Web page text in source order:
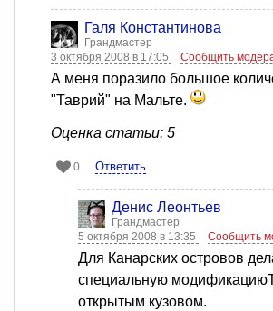
Галя Константинова
Грандмастер
3 октября 2008 в 17:05
Сообщить
А меня поразило большое
"Таврий" на Мальте.
Оценка статьи: 5
0 Ответить
Денис Леонтьев
Грандмастер
5 октября 2008 в 13:35
Сообщить
Для Канарских островов
специальную
открытым кузовом.